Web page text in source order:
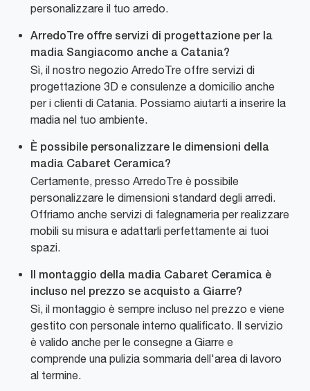
personalizzare il tuo arredo.
ArredoTre offre servizi di progettazione per la
madia Sangiacomo anche a Catania?
Sì, il nostro negozio ArredoTre offre servizi di
progettazione 3D e consulenze a domicilio anche
per i clienti di Catania. Possiamo aiutarti a inserire la
madia nel tuo ambiente.
È possibile personalizzare le dimensioni della
madia Cabaret Ceramica?
Certamente, presso ArredoTre è possibile
personalizzare le dimensioni standard degli arredi.
Offriamo anche servizi di falegnameria per realizzare
mobili su misura e adattarli perfettamente ai tuoi
spazi.
Il montaggio della madia Cabaret Ceramica è
incluso nel prezzo se acquisto a Giarre?
Sì, il montaggio è sempre incluso nel prezzo e viene
gestito con personale interno qualificato. Il servizio
è valido anche per le consegne a Giarre e
comprende una pulizia sommaria dell'area di lavoro
al termine.